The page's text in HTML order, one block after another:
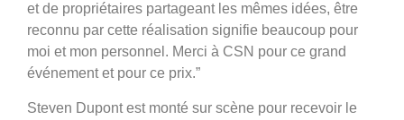
et de propriétaires partageant les mêmes idées, être
reconnu par cette réalisation signifie beaucoup pour
moi et mon personnel. Merci à CSN pour ce grand
événement et pour ce prix.”
Steven Dupont est monté sur scène pour recevoir le